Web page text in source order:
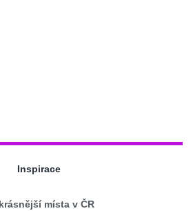
Inspirace
místa v ČR